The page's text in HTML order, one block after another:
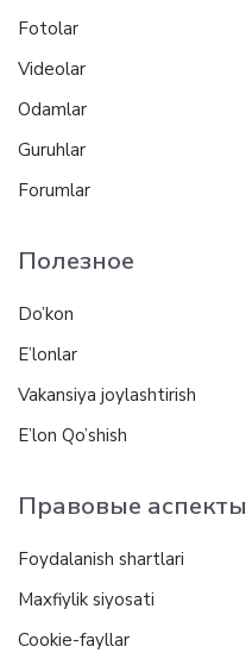
Fotolar
Videolar
Odamlar
Guruhlar
Forumlar
Полезное
Do’kon
E’lonlar
Vakansiya joylashtirish
E’lon Qo’shish
Правовые аспекты
Foydalanish shartlari
Maxfiylik siyosati
Cookie-fayllar